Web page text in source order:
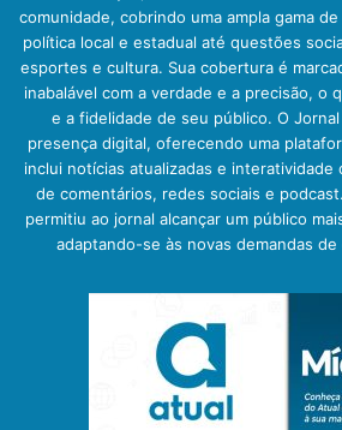
comunidade, cobrindo uma ampla gama
política local e estadual até questões
esportes e cultura. Sua cobertura é
inabalável com a verdade e a precisão, o
e a fidelidade de seu público. O
presença digital, oferecendo uma
inclui notícias atualizadas e interatividade
de comentários, redes sociais e
permitiu ao jornal alcançar um público
adaptando-se às novas demandas